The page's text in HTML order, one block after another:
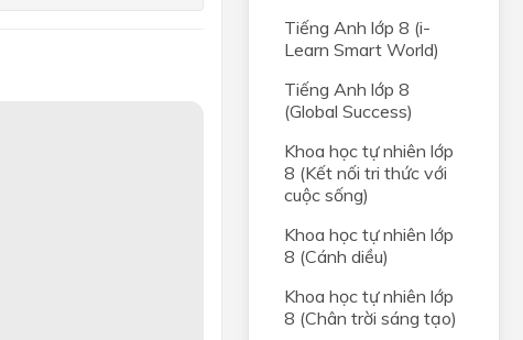
Tiếng Anh lớp 8 (i-
Learn Smart World)
Tiếng Anh lớp 8
(Global Success)
Khoa học tự nhiên lớp
8 (Kết nối tri thức với
cuộc sống)
Khoa học tự nhiên lớp
8 (Cánh diều)
Khoa học tự nhiên lớp
8 (Chân trời sáng tạo)